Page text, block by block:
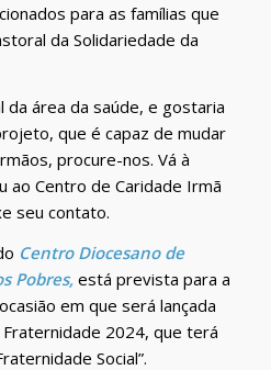
para as famílias que
da Solidariedade da
área da saúde, e gostaria
que é capaz de mudar
procure-nos. Vá à
ao Centro de Caridade Irmã
seu contato.
Centro Diocesano de
Pobres, está prevista para a
em que será lançada
2024, que terá
Social”.